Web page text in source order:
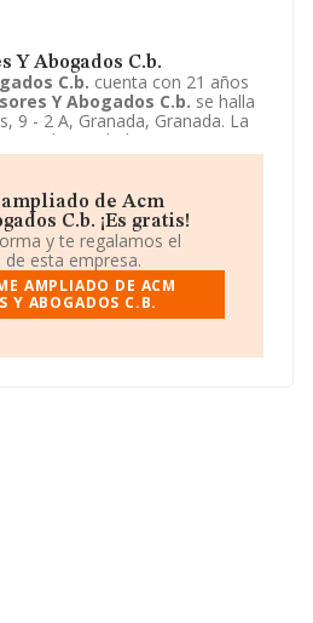
Y Abogados C.b.
C.b. cuenta con 21 años
Y Abogados C.b. se halla
9 - 2 A, Granada, Granada. La
actividad CNAE como
Acm Asesores Y
de Acm
C.b. ¡Es gratis!
y te regalamos el
esta empresa.
AMPLIADO DE ACM
Y ABOGADOS C.B.